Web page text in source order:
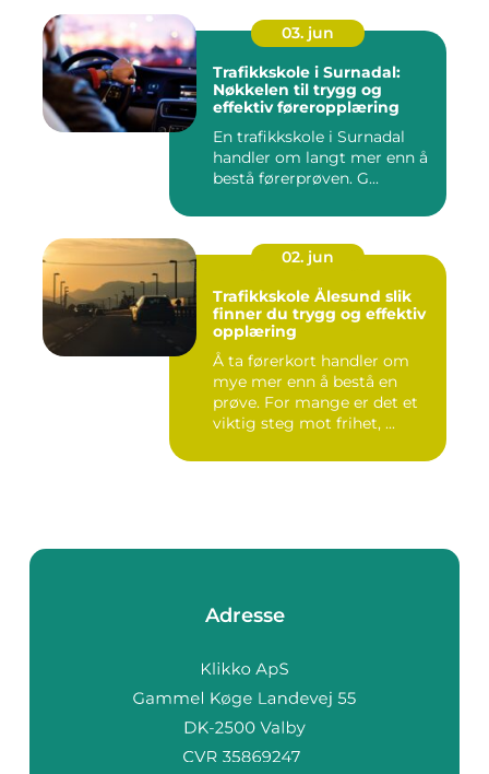
03. jun
Trafikkskole i Surnadal:
Nøkkelen til trygg og
effektiv føreropplæring
En trafikkskole i Surnadal
handler om langt mer enn å
bestå førerprøven. G...
02. jun
Trafikkskole Ålesund slik
finner du trygg og effektiv
opplæring
Å ta førerkort handler om
mye mer enn å bestå en
prøve. For mange er det et
viktig steg mot frihet, ...
Adresse